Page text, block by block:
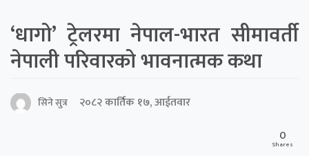
‘धागो’ ट्रेलरमा नेपाल-भारत सीमावर्ती
नेपाली परिवारको भावनात्मक कथा
सिने सुत्र
२०८२ कार्तिक १७, आईतवार
0
Shares